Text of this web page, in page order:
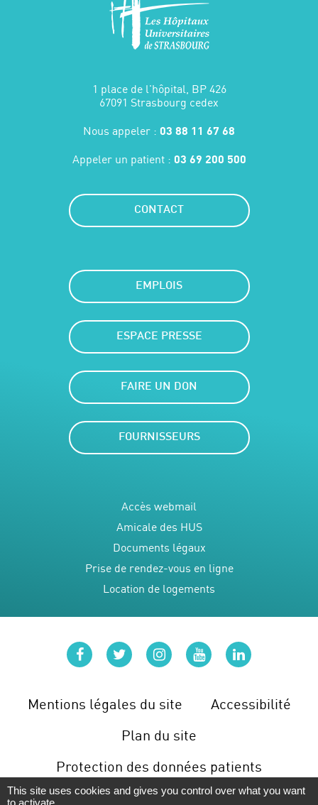
1 place de l'hôpital, BP 426
67091 Strasbourg cedex
Nous appeler : 03 88 11 67 68
Appeler un patient : 03 69 200 500
CONTACT
EMPLOIS
ESPACE PRESSE
FAIRE UN DON
FOURNISSEURS
Accès webmail
Amicale des HUS
Documents légaux
Prise de rendez-vous en ligne
Location de logements
Mentions légales du site
Accessibilité
Plan du site
Protection des données patients
Gérer les cookies
facebooktwitterinstagram
youtubelinkedin
This site uses cookies and gives you control over what you want
to activate